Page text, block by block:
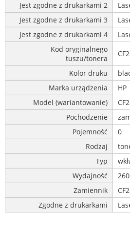
Jest zgodne z drukarkami 2
Jest zgodne z drukarkami 3
Jest zgodne z drukarkami 4
Kod oryginalnego
tuszu/tonera
Kolor druku
Marka urządzenia
HP
Model (wariantowanie)
Pochodzenie
Pojemność
0
Rodzaj
Typ
Wydajność
Zamiennik
Zgodne z drukarkami